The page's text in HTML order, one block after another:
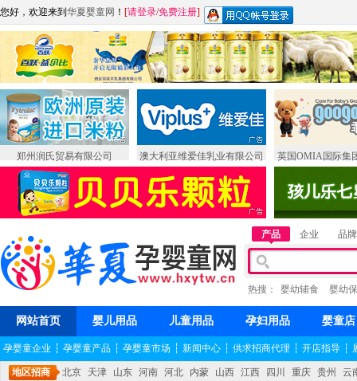
您好，欢迎来到 华夏婴童网 ！ [请登录/免费注册]
郑州润氏贸易有限公司 澳大利亚维爱佳乳业有限公司 英国OMIA国际集
产品 企业 品牌
热搜： 婴幼辅食 婴幼
网站首页 婴儿用品 儿童用品 孕妇用品 婴童店
孕婴童企业 ┆ 孕婴童产品 ┆ 孕婴童市场 ┆ 新闻中心 ┆ 供求招商代理 ┆ 开店指导 ┆
地区招商 北京 天津 山东 河南 河北 内蒙 山西 江西 四川 重庆 贵州
云